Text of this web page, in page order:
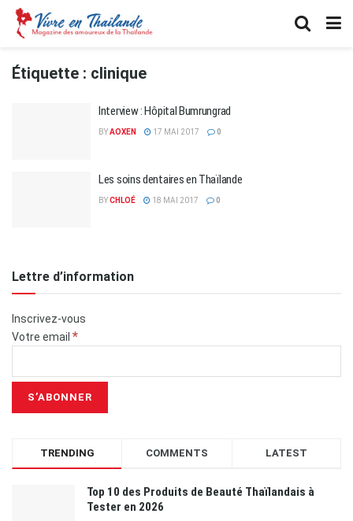
Étiquette : clinique
Interview : Hôpital Bumrungrad
BYAOXEN 17 MAI 2017 0
Les soins dentaires en Thaïlande
BYCHLOÉ 18 MAI 2017 0
Lettre d’information
Inscrivez-vous
Votre email *
TRENDING COMMENTS LATEST
Top 10 des Produits de Beauté Thaïlandais à
Tester en 2026